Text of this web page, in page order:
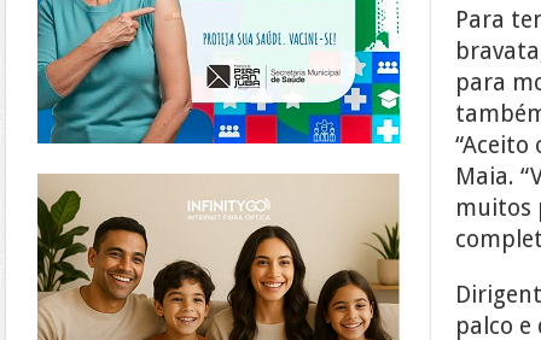
Para
para
“Aceito
Maia.
muitos
palco e
https://www.infinitygo.com.br/